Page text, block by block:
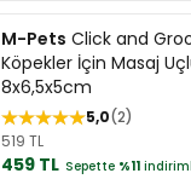
M-Pets Click and
Köpekler İçin Masaj
8x6,5x5cm
5,0 2
519 TL
459 TL Sepette %11